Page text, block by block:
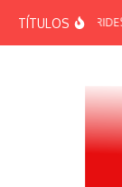
TÍTULOS